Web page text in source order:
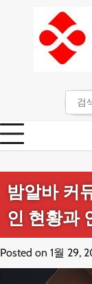
색:
밤알바 커
인 현황과
Posted on 1월 29,